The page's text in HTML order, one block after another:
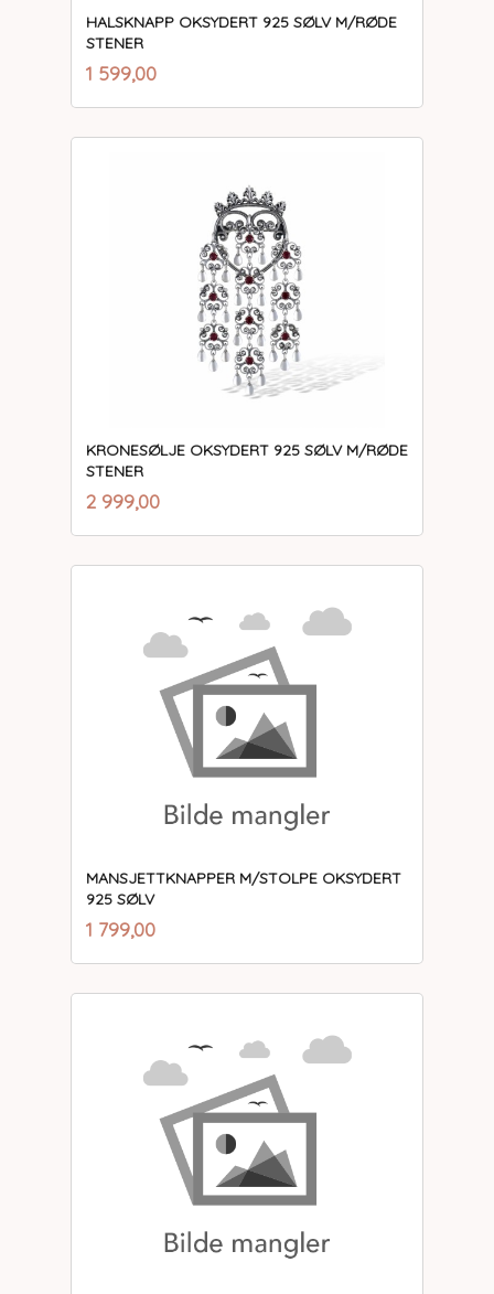
HALSKNAPP OKSYDERT 925 SØLV M/RØDE
STENER
Pris
1 599,00mva.
KRONESØLJE OKSYDERT 925 SØLV M/RØDE
STENER
Pris
2 999,00mva.
MANSJETTKNAPPER M/STOLPE OKSYDERT
925 SØLV
Pris
1 799,00mva.